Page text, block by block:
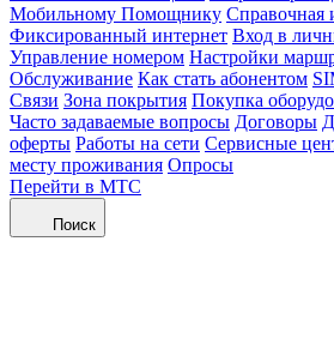
Мобильному Помощнику Справочная
Фиксированный интернет Вход в
Управление номером Настройки
Обслуживание Как стать абонентом
Связи Зона покрытия Покупка
Часто задаваемые вопросы Договоры
оферты Работы на сети Сервисные
месту проживания Опросы
Перейти в МТС
Поиск